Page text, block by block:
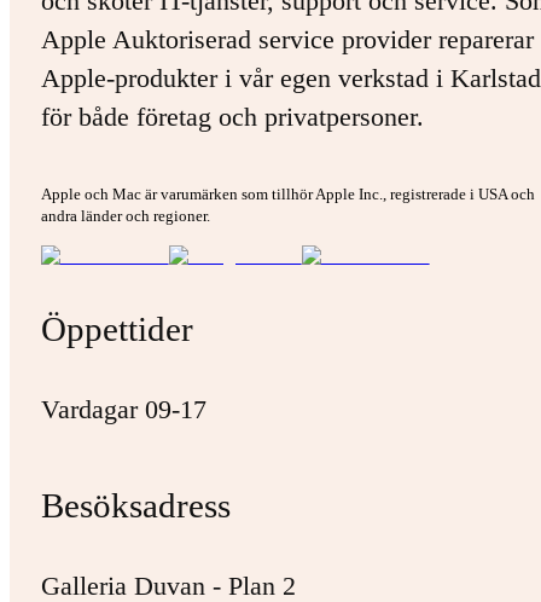
Apple Auktoriserad service provider
Apple-produkter i vår egen verkstad i
för både företag och privatpersoner.
Apple och Mac är varumärken som tillhör Apple Inc., registrerade i USA och
andra länder och regioner.
Öppettider
Vardagar 09-17
Besöksadress
Galleria Duvan - Plan 2